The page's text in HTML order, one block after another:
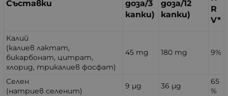
Съставки
доза/3
капки)
доза/12
капки)
R
V*
Калий
(калиев лактат,
бикарбонат, цитрат,
хлорид, трикалиев фосфат)
45 mg 180 mg 9%
Селен
(натриев селенит)
9 µg 36 µg
65
%